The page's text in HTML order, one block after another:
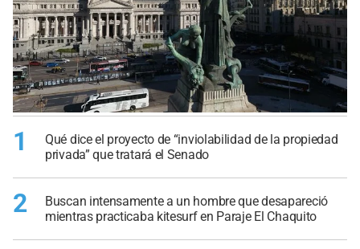
1
Qué dice el proyecto de “inviolabilidad de la propiedad
privada” que tratará el Senado
2
Buscan intensamente a un hombre que desapareció
mientras practicaba kitesurf en Paraje El Chaquito